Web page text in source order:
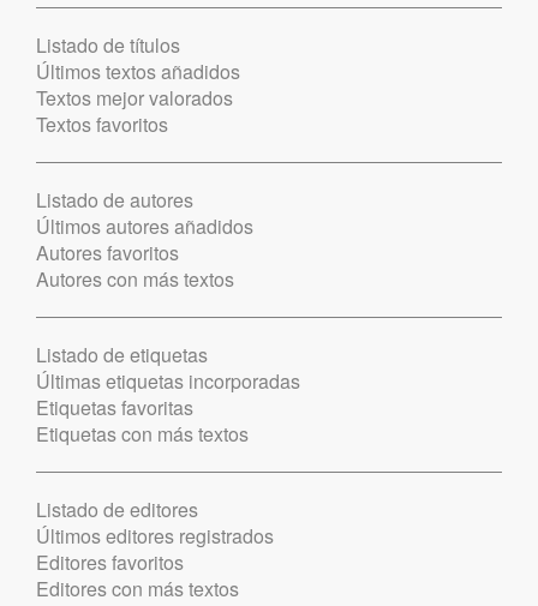
Listado de títulos
Últimos textos añadidos
Textos mejor valorados
Textos favoritos
Listado de autores
Últimos autores añadidos
Autores favoritos
Autores con más textos
Listado de etiquetas
Últimas etiquetas incorporadas
Etiquetas favoritas
Etiquetas con más textos
Listado de editores
Últimos editores registrados
Editores favoritos
Editores con más textos